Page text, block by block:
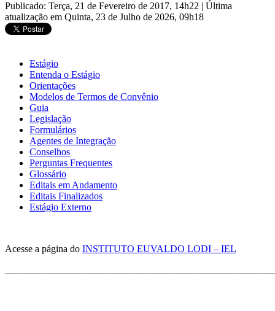
Publicado: Terça, 21 de Fevereiro de 2017, 14h22 | Última
atualização em Quinta, 23 de Julho de 2026, 09h18
Estágio
Entenda o Estágio
Orientações
Modelos de Termos de Convênio
Guia
Legislação
Formulários
Agentes de Integração
Conselhos
Perguntas Frequentes
Glossário
Editais em Andamento
Editais Finalizados
Estágio Externo
Acesse a página do INSTITUTO EUVALDO LODI – IEL